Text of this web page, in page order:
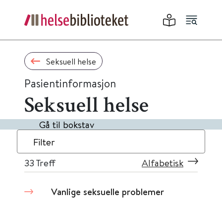
Seksuell helse
Pasientinformasjon
Seksuell helse
Gå til bokstav
Filter
33 Treff Alfabetisk
Vanlige seksuelle problemer